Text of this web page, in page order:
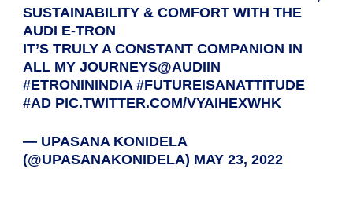
SUSTAINABILITY & COMFORT WITH THE
AUDI E-TRON
IT’S TRULY A CONSTANT COMPANION IN
ALL MY JOURNEYS@AUDIIN
#ETRONININDIA #FUTUREISANATTITUDE
#AD PIC.TWITTER.COM/VYAIHEXWHK
— UPASANA KONIDELA
(@UPASANAKONIDELA) MAY 23, 2022